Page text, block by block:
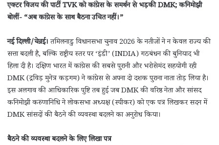
एक्टर विजय की पार्टी TVK को कांग्रेस के समर्थन से भड़की DMK; कनिमोझी
बोलीं- “अब कांग्रेस के साथ बैठना उचित नहीं।”
नई दिल्ली/चेन्नई।तमिलनाडु विधानसभा चुनाव 2026 के नतीजों ने न केवल राज्य की
सत्ता बदली है, बल्कि राष्ट्रीय स्तर पर ‘इंडी’ (INDIA) गठबंधन की बुनियाद भी
हिला दी है। दक्षिण भारत में कांग्रेस की सबसे पुरानी और भरोसेमंद सहयोगी रही
DMK (द्रविड़ मुनेत्र कड़गम) ने कांग्रेस से अपना दो दशक पुराना नाता तोड़ लिया है।
इस अलगाव की आधिकारिक पुष्टि तब हुई जब DMK की वरिष्ठ नेता और सांसद
कनिमोझी करुणानिधि ने लोकसभा अध्यक्ष (स्पीकर) को एक पत्र लिखकर सदन में
DMK सांसदों की बैठने की व्यवस्था बदलने का अनुरोध किया।
बैठने की व्यवस्था बदलने के लिए लिखा पत्र